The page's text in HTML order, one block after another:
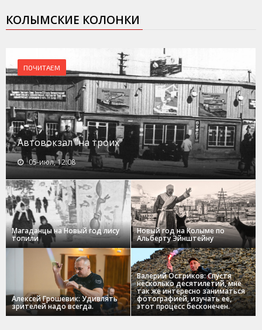
КОЛЫМСКИЕ КОЛОНКИ
ПОЧИТАЕМ
Автовокзал "на троих"
05-июл, 12:08
Магаданцы на Новый год лису
топили
Новый год на Колыме по
Альберту Эйнштейну
Алексей Грошевик: Удивлять
зрителей надо всегда.
Валерий Остриков: Спустя
несколько десятилетий, мне
так же интересно заниматься
фотографией, изучать ее,
этот процесс бесконечен.